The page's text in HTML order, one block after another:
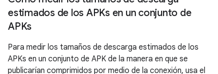
estimados de los APKs en un conjunto de
APKs
Para medir los tamaños de descarga estimados de los
APKs en un conjunto de APK de la manera en que se
publicarían comprimidos por medio de la conexión, usa el